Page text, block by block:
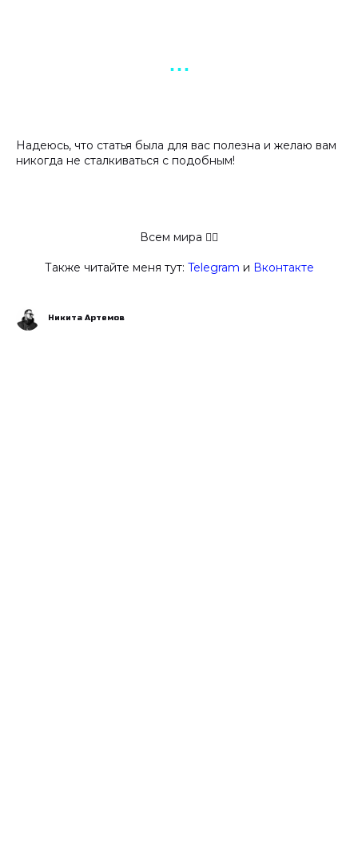
▪︎ ▪︎ ▪︎
Надеюсь, что статья была для вас полезна и желаю вам
никогда не сталкиваться с подобным!
Всем мира ✋🏻
Также читайте меня тут: Telegram и Вконтакте
Никита Артемов